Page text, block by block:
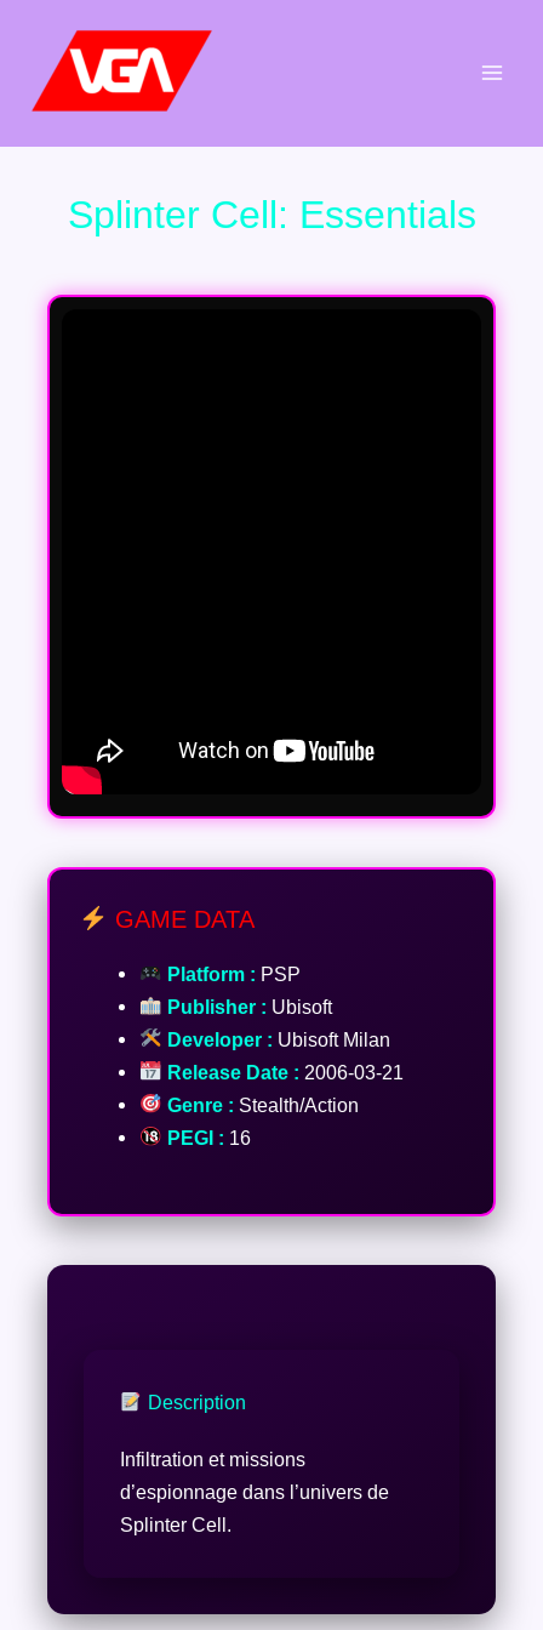
contenu
Splinter Cell: Essentials
GAME DATA
Platform : PSP
Publisher : Ubisoft
Developer : Ubisoft Milan
Release Date : 2006-03-21
Genre : Stealth/Action
PEGI : 16
Description
Infiltration et missions
d’espionnage dans l’univers de
Splinter Cell.